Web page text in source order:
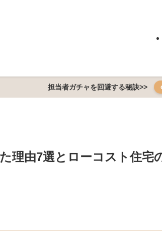
担当者ガチャを回避する秘訣>>
理由7選とローコスト住宅